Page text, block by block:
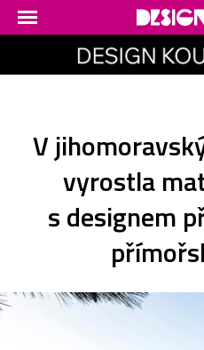
V
vyrostla
s designem